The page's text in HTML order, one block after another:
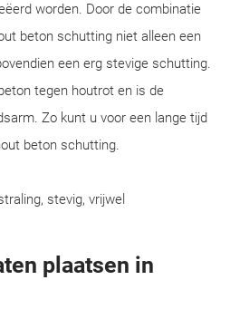
worden. Door de combinatie
beton schutting niet alleen een
een erg stevige schutting.
tegen houtrot en is de
Zo kunt u voor een lange tijd
beton schutting.
stevig, vrijwel
plaatsen in